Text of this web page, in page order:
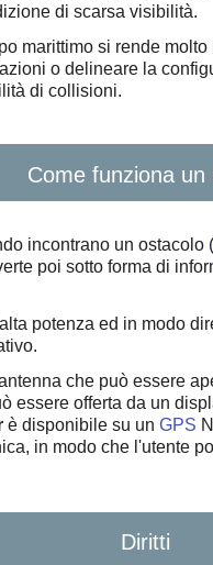
di scarsa visibilità.
marittimo si rende
o delineare la
di collisioni.
Come funziona un
incontrano un ostacolo (
poi sotto forma di
potenza ed in modo
che può essere
essere offerta da un
è disponibile su un GPS
in modo che l'utente
Diritti